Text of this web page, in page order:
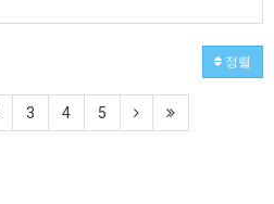
정렬
3 4 5